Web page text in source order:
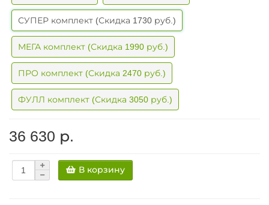
СУПЕР комплект (Скидка 1730 руб.)
МЕГА комплект (Скидка 1990 руб.)
ПРО комплект (Скидка 2470 руб.)
ФУЛЛ комплект (Скидка 3050 руб.)
36 630 р.
В корзину